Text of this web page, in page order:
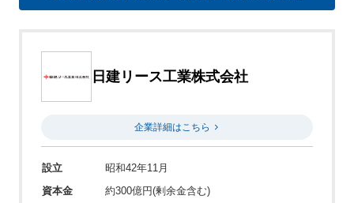
日建リース工業株式会社
企業詳細はこちら
設立
昭和42年11月
資本金
約300億円(剰余金含む)